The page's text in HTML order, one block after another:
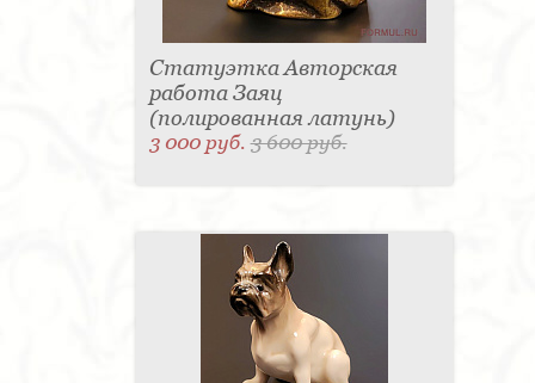
Статуэтка Авторская
работа Заяц
(полированная латунь)
3 000 руб.3 600 руб.